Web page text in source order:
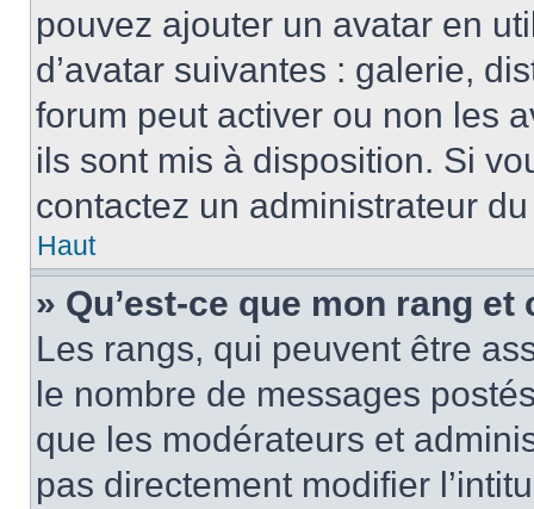
pouvez ajouter un avatar en
d’avatar suivantes : galerie,
forum peut activer ou non les
ils sont mis à disposition. Si
contactez un administrateur
Haut
» Qu’est-ce que mon rang
Les rangs, qui peuvent être
le nombre de messages
que les modérateurs et
pas directement modifier